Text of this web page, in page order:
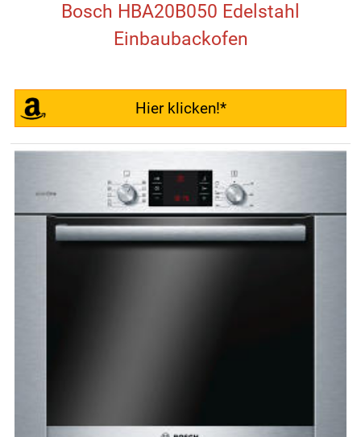
Bosch HBA20B050 Edelstahl
Einbaubackofen
Hier klicken!*